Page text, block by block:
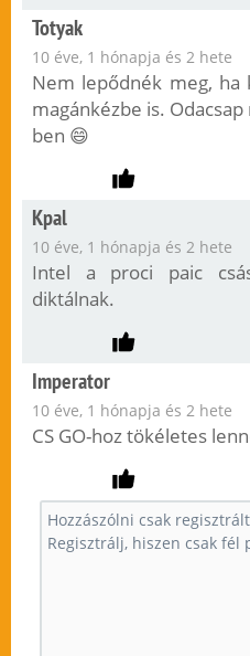
Totyak
10 éve, 1 hónapja és 2 hete
Nem lepődnék meg,
magánkézbe is.
ben 😄
Kpal
10 éve, 1 hónapja és 2 hete
Intel a proci paic
diktálnak.
Imperator
10 éve, 1 hónapja és 2 hete
CS GO-hoz tökéletes